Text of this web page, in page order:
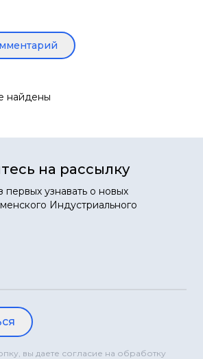
найдены
на рассылку
узнавать о новых
Индустриального
вы даете согласие на обработку